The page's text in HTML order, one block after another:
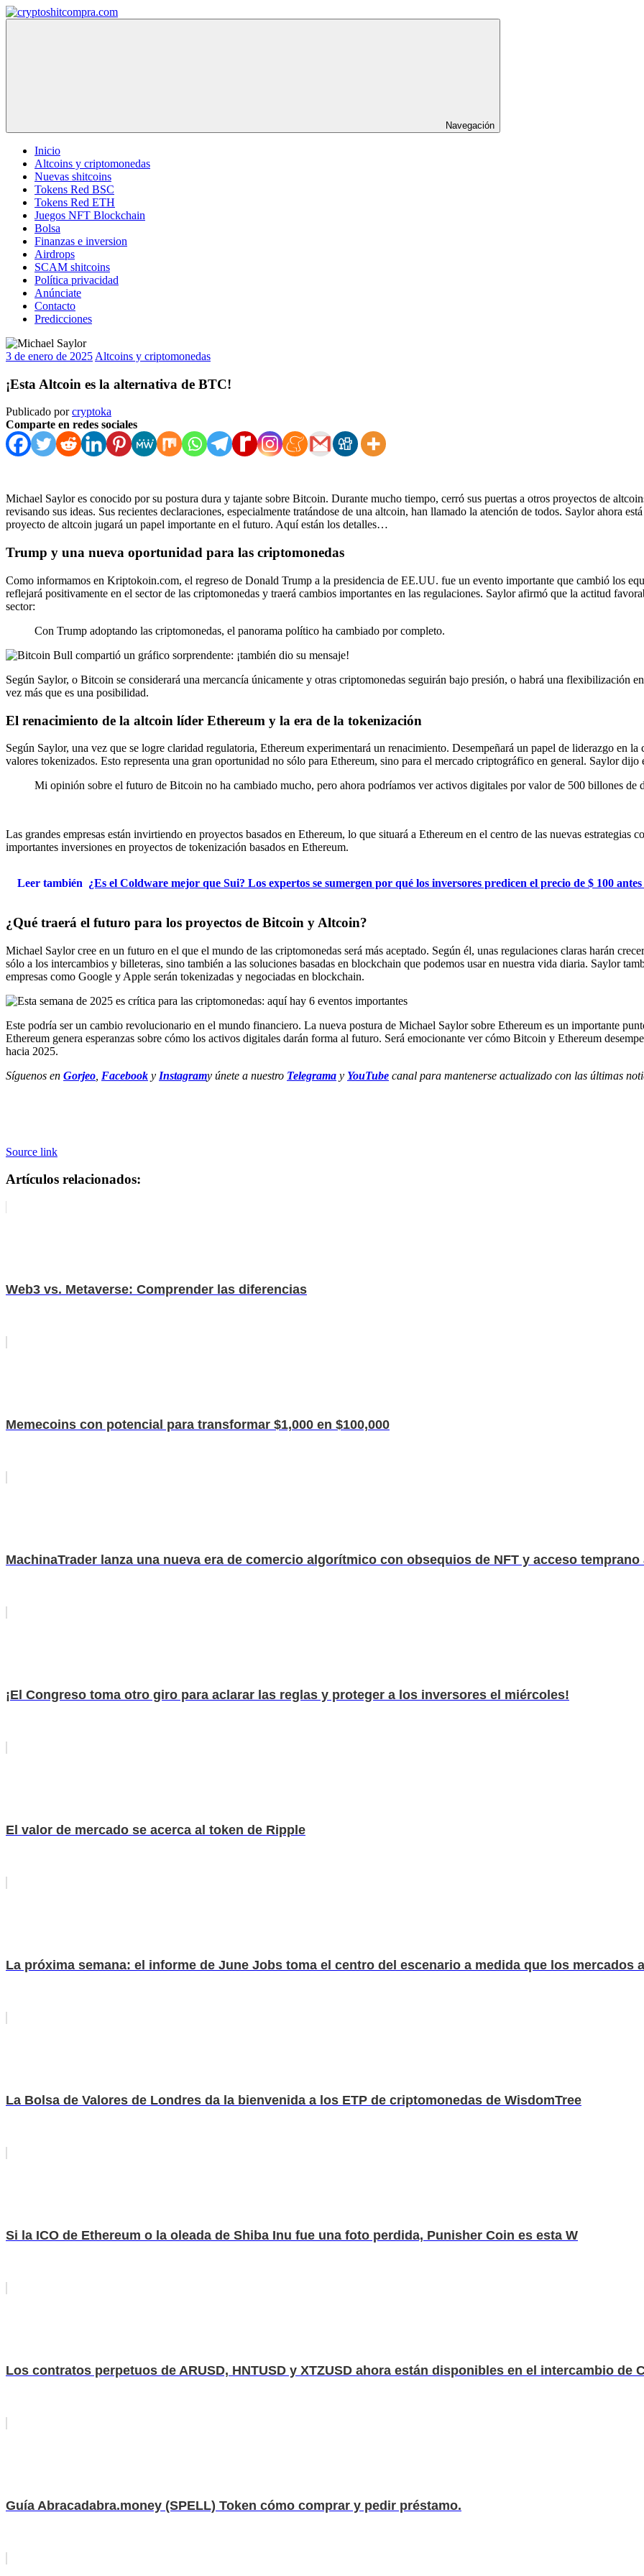
Saltar
al
Navegación
Inicio
Altcoins y criptomonedas
Nuevas shitcoins
Tokens Red BSC
Tokens Red ETH
Juegos NFT Blockchain
Bolsa
Finanzas e inversion
Airdrops
SCAM shitcoins
Política privacidad
Anúnciate
Contacto
Predicciones
3 de enero de 2025 Altcoins y criptomonedas
¡Esta Altcoin es la alternativa de BTC!
Publicado porcryptoka
Comparte en redes sociales
Michael Saylor es conocido por su postura dura y tajante sobre Bitcoin. Durante mucho tiempo, cerró sus puertas a otros proyectos de
revisando sus ideas. Sus recientes declaraciones, especialmente tratándose de una altcoin, han llamado la atención de todos. Saylor ahora
proyecto de altcoin jugará un papel importante en el futuro. Aquí están los detalles…
Trump y una nueva oportunidad para las criptomonedas
Como informamos en Kriptokoin.com, el regreso de Donald Trump a la presidencia de EE.UU. fue un evento importante que cambió los
reflejará positivamente en el sector de las criptomonedas y traerá cambios importantes en las regulaciones. Saylor afirmó que la actitud
sector:
Con Trump adoptando las criptomonedas, el panorama político ha cambiado por completo.
Según Saylor, o Bitcoin se considerará una mercancía únicamente y otras criptomonedas seguirán bajo presión, o habrá una flexibilización
vez más que es una posibilidad.
El renacimiento de la altcoin líder Ethereum y la era de la tokenización
Según Saylor, una vez que se logre claridad regulatoria, Ethereum experimentará un renacimiento. Desempeñará un papel de liderazgo en la
valores tokenizados. Esto representa una gran oportunidad no sólo para Ethereum, sino para el mercado criptográfico en general. Saylor dijo
Mi opinión sobre el futuro de Bitcoin no ha cambiado mucho, pero ahora podríamos ver activos digitales por valor de 500 billones de
Las grandes empresas están invirtiendo en proyectos basados ​​en Ethereum, lo que situará a Ethereum en el centro de las nuevas
importantes inversiones en proyectos de tokenización basados ​​en Ethereum.
Leer también ¿Es el Coldware mejor que Sui? Los expertos se sumergen por qué los inversores predicen el precio de $ 100 antes
¿Qué traerá el futuro para los proyectos de Bitcoin y Altcoin?
Michael Saylor cree en un futuro en el que el mundo de las criptomonedas será más aceptado. Según él, unas regulaciones claras harán
sólo a los intercambios y billeteras, sino también a las soluciones basadas en blockchain que podemos usar en nuestra vida diaria. Saylor
empresas como Google y Apple serán tokenizadas y negociadas en blockchain.
Este podría ser un cambio revolucionario en el mundo financiero. La nueva postura de Michael Saylor sobre Ethereum es un importante
Ethereum genera esperanzas sobre cómo los activos digitales darán forma al futuro. Será emocionante ver cómo Bitcoin y Ethereum
hacia 2025.
Síguenos en Gorjeo Facebook y Instagramy únete a nuestro Telegrama y YouTube canal para mantenerse actualizado con las últimas
Source link
Artículos relacionados:
Web3 vs. Metaverse: Comprender las diferencias
Memecoins con potencial para transformar $1,000 en $100,000
MachinaTrader lanza una nueva era de comercio algorítmico con obsequios de NFT y acceso temprano
¡El Congreso toma otro giro para aclarar las reglas y proteger a los inversores el miércoles!
El valor de mercado se acerca al token de Ripple
La próxima semana: el informe de June Jobs toma el centro del escenario a medida que los mercados
La Bolsa de Valores de Londres da la bienvenida a los ETP de criptomonedas de WisdomTree
Si la ICO de Ethereum o la oleada de Shiba Inu fue una foto perdida, Punisher Coin es esta W
Los contratos perpetuos de ARUSD, HNTUSD y XTZUSD ahora están disponibles en el intercambio de
Guía Abracadabra.money (SPELL) Token cómo comprar y pedir préstamo.